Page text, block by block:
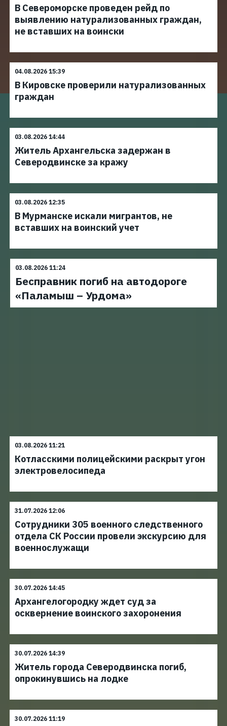
В Североморске проведен рейд по
выявлению натурализованных граждан,
не вставших на воински
04.08.2026 15:39
В Кировске проверили натурализованных
граждан
03.08.2026 14:44
Житель Архангельска задержан в
Северодвинске за кражу
03.08.2026 12:35
В Мурманске искали мигрантов, не
вставших на воинский учет
03.08.2026 11:24
Бесправник погиб на автодороге
«Паламыш – Урдома»
03.08.2026 11:21
Котласскими полицейскими раскрыт угон
электровелосипеда
31.07.2026 12:06
Сотрудники 305 военного следственного
отдела СК России провели экскурсию для
военнослужащи
30.07.2026 14:45
Архангелогородку ждет суд за
осквернение воинского захоронения
30.07.2026 14:39
Житель города Северодвинска погиб,
опрокинувшись на лодке
30.07.2026 11:19